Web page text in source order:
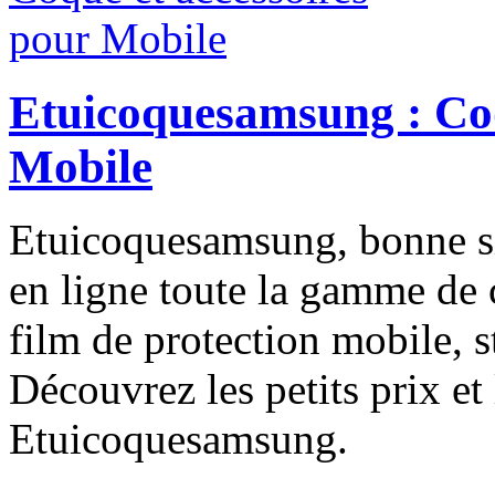
Etuicoquesamsung :
Mobile
Etuicoquesamsung, bonne
en ligne toute la gamme
film de protection mobile,
Découvrez les petits prix et
Etuicoquesamsung.